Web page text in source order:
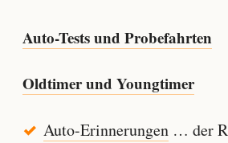
Auto-Tests und Probefahrten
Oldtimer und Youngtimer
Auto-Erinnerungen… der